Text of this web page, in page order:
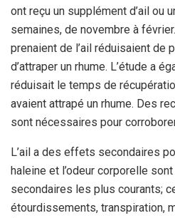
ont reçu un supplément d’ail ou
semaines, de novembre à
prenaient de l’ail réduisaient de
d’attraper un rhume. L’étude a
réduisait le temps de
avaient attrapé un rhume. Des
sont nécessaires pour
L’ail a des effets secondaires
haleine et l’odeur corporelle
secondaires les plus courants;
étourdissements, transpiration,